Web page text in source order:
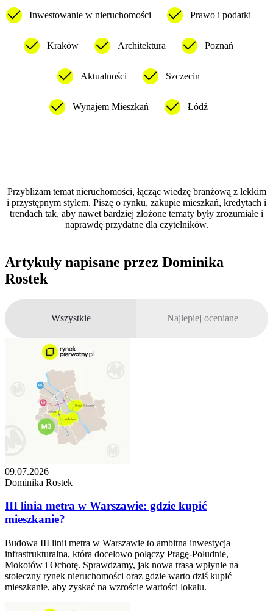
Inwestowanie w nieruchomości Prawo i podatki
Kraków Architektura Poznań
Aktualności Szczecin
Wynajem Mieszkań Łódź
Przybliżam temat nieruchomości, łącząc wiedzę branżową z lekkim
i przystępnym stylem. Piszę o rynku, zakupie mieszkań, kredytach i
trendach tak, aby nawet bardziej złożone tematy były zrozumiałe i
naprawdę przydatne dla czytelników.
Artykuły napisane przez Dominika
Rostek
Wszystkie Najlepiej oceniane
09.07.2026
Dominika Rostek
III linia metra w Warszawie: gdzie kupić
mieszkanie?
Budowa III linii metra w Warszawie to ambitna inwestycja
infrastrukturalna, która docelowo połączy Pragę-Południe,
Mokotów i Ochotę. Sprawdzamy, jak nowa trasa wpłynie na
stołeczny rynek nieruchomości oraz gdzie warto dziś kupić
mieszkanie, aby zyskać na wzroście wartości lokalu.